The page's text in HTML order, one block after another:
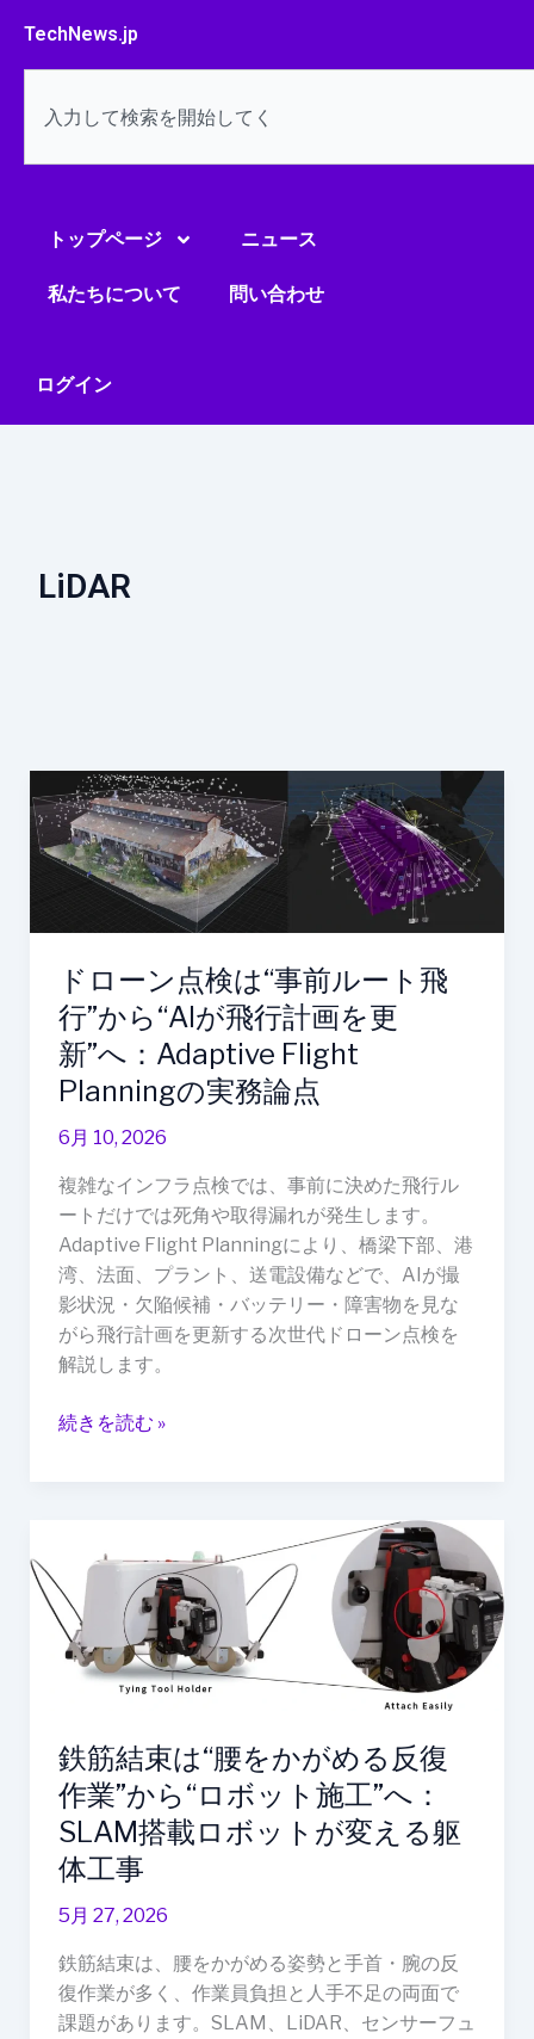
TechNews.jp
トップページ ニュース
私たちについて 問い合わせ
ログイン
LiDAR
ドローン点検は“事前ルート飛
行”から“AIが飛行計画を更
新”へ：Adaptive Flight
Planningの実務論点
6月 10, 2026
複雑なインフラ点検では、事前に決めた飛行ル
ートだけでは死角や取得漏れが発生します。
Adaptive Flight Planningにより、橋梁下部、港
湾、法面、プラント、送電設備などで、AIが撮
影状況・欠陥候補・バッテリー・障害物を見な
がら飛行計画を更新する次世代ドローン点検を
解説します。
ロ
ー
ン
検
は“事
前
ル
ー
ト
行”か
ら“AI
が
飛
行
計
画
を
更
新”へ：
Adaptive
務
論
点
続きを読む »
鉄筋結束は“腰をかがめる反復
作業”から“ロボット施工”へ：
SLAM搭載ロボットが変える躯
体工事
5月 27, 2026
鉄筋結束は、腰をかがめる姿勢と手首・腕の反
復作業が多く、作業員負担と人手不足の両面で
課題があります。SLAM、LiDAR、センサーフュ
結
束
は“腰
が
め
る
反
復
作
業”か
ら“ロ
ボ
ッ